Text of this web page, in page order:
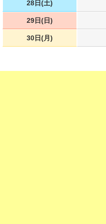
28日(土)
29日(日)
30日(月)